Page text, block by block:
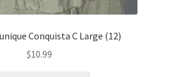
Conquista C Large (12)
$10.99